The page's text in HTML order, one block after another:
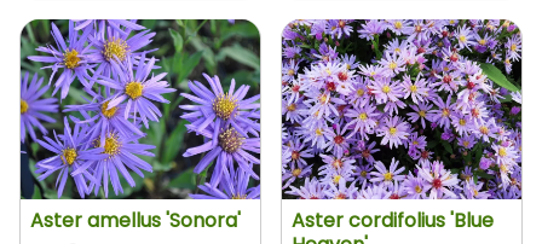
Aster amellus 'Sonora'
Aster cordifolius 'Blue